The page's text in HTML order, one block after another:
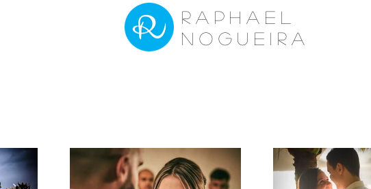
raphael
nogueira